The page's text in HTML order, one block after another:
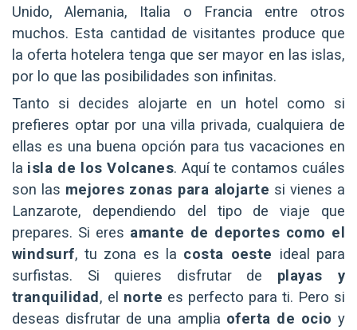
Unido, Alemania, Italia o Francia entre otros
muchos. Esta cantidad de visitantes produce que
la oferta hotelera tenga que ser mayor en las islas,
por lo que las posibilidades son infinitas.
Tanto si decides alojarte en un hotel como si
prefieres optar por una villa privada, cualquiera de
ellas es una buena opción para tus vacaciones en
la isla de los Volcanes. Aquí te contamos cuáles
son las mejores zonas para alojarte si vienes a
Lanzarote, dependiendo del tipo de viaje que
prepares. Si eres amante de deportes como el
windsurf, tu zona es la costa oeste ideal para
surfistas. Si quieres disfrutar de playas y
tranquilidad, el norte es perfecto para ti. Pero si
deseas disfrutar de una amplia oferta de ocio y